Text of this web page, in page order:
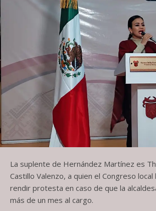
La suplente de Hernández Martínez es
Castillo Valenzo, a quien el Congreso local
rendir protesta en caso de que la
más de un mes al cargo.